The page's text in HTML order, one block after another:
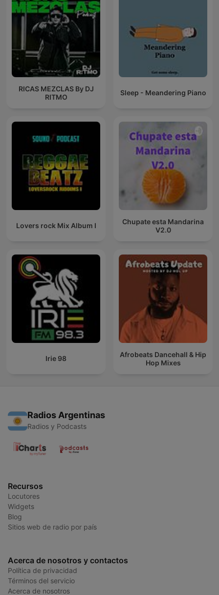
RICAS MEZCLAS By DJ
RITMO
Sleep - Meandering Piano
Lovers rock Mix Album I
Chupate esta Mandarina
V2.0
Irie 98
Afrobeats Dancehall & Hip
Hop Mixes
Radios Argentinas
Radios y Podcasts
Recursos
Locutores
Widgets
Blog
Sitios web de radio por país
Acerca de nosotros y contactos
Política de privacidad
Términos del servicio
Acerca de nosotros